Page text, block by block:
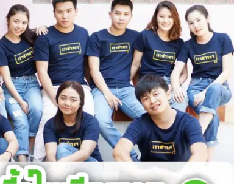
สกรีนเสื้อเชียงราย ผลงานการสกรีนเสื้อ ครบรอบ 60 ปี รถไฟฟ้าสายสีชมพู